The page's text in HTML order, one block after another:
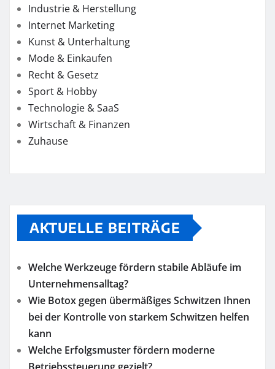
Industrie & Herstellung
Internet Marketing
Kunst & Unterhaltung
Mode & Einkaufen
Recht & Gesetz
Sport & Hobby
Technologie & SaaS
Wirtschaft & Finanzen
Zuhause
AKTUELLE BEITRÄGE
Welche Werkzeuge fördern stabile Abläufe im
Unternehmensalltag?
Wie Botox gegen übermäßiges Schwitzen Ihnen
bei der Kontrolle von starkem Schwitzen helfen
kann
Welche Erfolgsmuster fördern moderne